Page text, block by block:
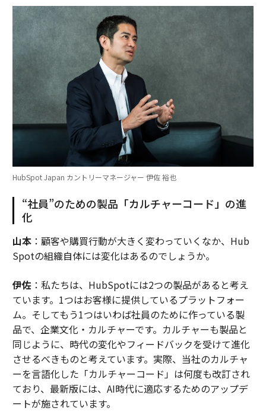
HubSpot Japan カントリーマネージャー 伊佐 裕也
“社員”のための製品「カルチャーコード」の進
化
山本：顧客や購買行動が大きく変わっていくなか、Hub
Spotの組織自体には変化はあるのでしょうか。
伊佐：私たちは、HubSpotには2つの製品があると考え
ています。1つはお客様に提供しているプラットフォー
ム。そしてもう1つはいわば社員のために作っている製
品で、企業文化・カルチャーです。カルチャーも製品と
同じように、時代の変化やフィードバックを受けて進化
させるべきものと考えています。実際、当社のカルチャ
ーを言語化した「カルチャーコード」は何度も改訂され
ており、最新版には、AI時代に適応するためのアップデ
ートが施されています。